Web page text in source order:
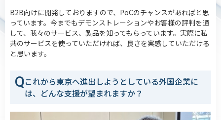
B2B向けに開発しておりますので、PoCのチャンスがあればと思
っています。今までもデモンストレーションやお客様の評判を通
して、我々のサービス、製品を知ってもらっています。実際に私
共のサービスを使っていただければ、良さを実感していただける
と思います。
Qこれから東京へ進出しようとしている外国企業に
は、どんな支援が望まれますか？